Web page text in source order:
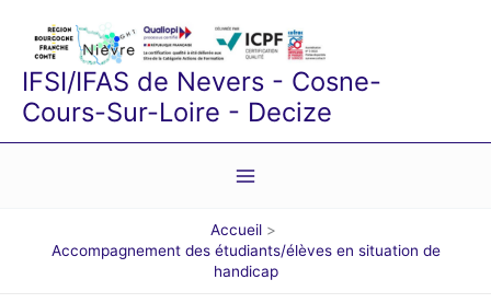
IFSI/IFAS de Nevers - Cosne-
Cours-Sur-Loire - Decize
Accueil
Accompagnement des étudiants/élèves en situation de
handicap